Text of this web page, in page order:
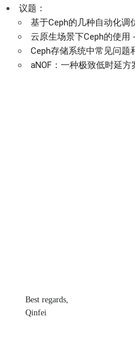
议题：
基于Ceph的几种自动化调
云原生场景下Ceph的使用
Ceph存储系统中常见问题
aNOF：一种极致低时延
Best regards,
Qinfei